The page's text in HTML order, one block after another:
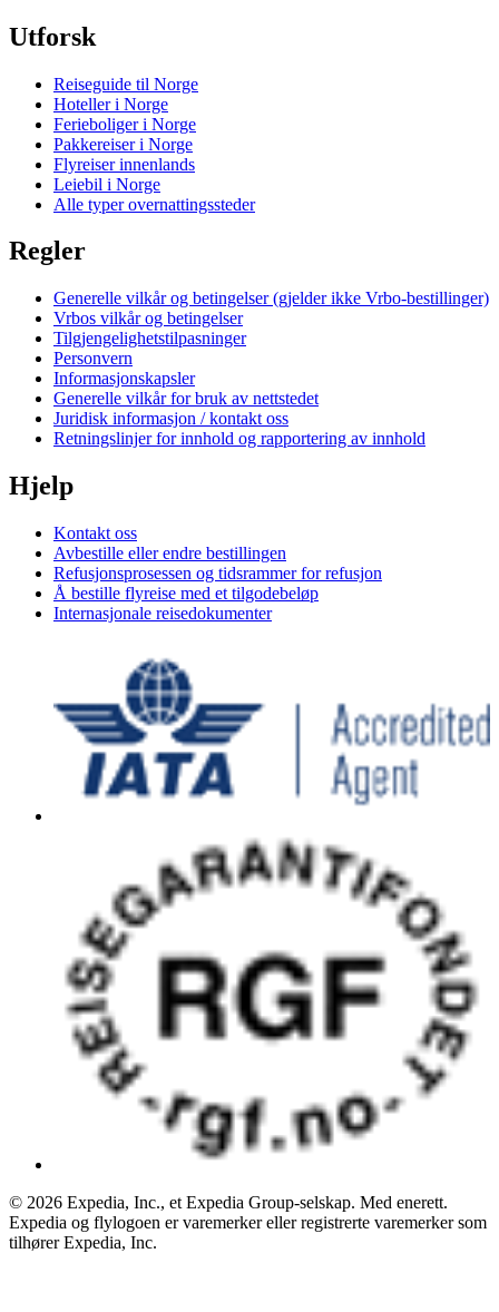
Utforsk
Reiseguide til Norge
Hoteller i Norge
Ferieboliger i Norge
Pakkereiser i Norge
Flyreiser innenlands
Leiebil i Norge
Alle typer overnattingssteder
Regler
Generelle vilkår og betingelser (gjelder ikke Vrbo-bestillinger)
Vrbos vilkår og betingelser
Tilgjengelighetstilpasninger
Personvern
Informasjonskapsler
Generelle vilkår for bruk av nettstedet
Juridisk informasjon / kontakt oss
Retningslinjer for innhold og rapportering av innhold
Hjelp
Kontakt oss
Avbestille eller endre bestillingen
Refusjonsprosessen og tidsrammer for refusjon
Å bestille flyreise med et tilgodebeløp
Internasjonale reisedokumenter
© 2026 Expedia, Inc., et Expedia Group-selskap. Med enerett.
Expedia og flylogoen er varemerker eller registrerte varemerker som
tilhører Expedia, Inc.